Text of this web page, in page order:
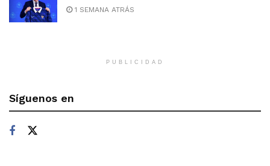
1 SEMANA ATRÁS
PUBLICIDAD
Síguenos en